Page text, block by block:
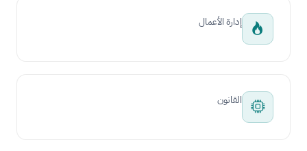
إدارة الأعمال
القانون